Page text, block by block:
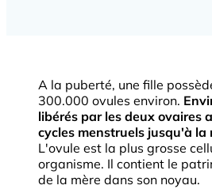
A la puberté, une fille
300.000 ovules environ.
libérés par les deux ovaires
cycles menstruels jusqu'à la
L'ovule est la plus grosse
organisme. Il contient le
de la mère dans son noyau.